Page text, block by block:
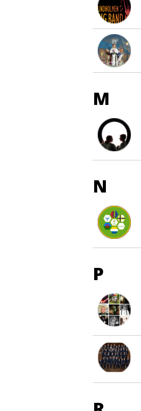
M
N
P